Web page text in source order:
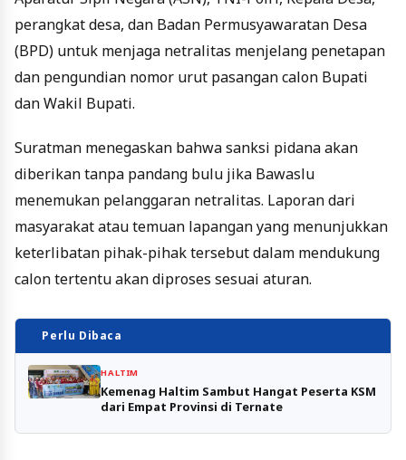
perangkat desa, dan Badan Permusyawaratan Desa
(BPD) untuk menjaga netralitas menjelang penetapan
dan pengundian nomor urut pasangan calon Bupati
dan Wakil Bupati.
Suratman menegaskan bahwa sanksi pidana akan
diberikan tanpa pandang bulu jika Bawaslu
menemukan pelanggaran netralitas. Laporan dari
masyarakat atau temuan lapangan yang menunjukkan
keterlibatan pihak-pihak tersebut dalam mendukung
calon tertentu akan diproses sesuai aturan.
Perlu Dibaca
HALTIM
Kemenag Haltim Sambut Hangat Peserta KSM
dari Empat Provinsi di Ternate